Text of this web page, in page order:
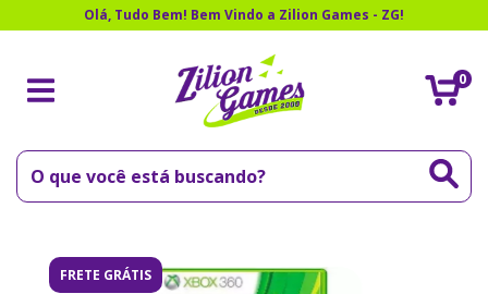
Olá, Tudo Bem! Bem Vindo a Zilion Games - ZG!
0
FRETE GRÁTIS